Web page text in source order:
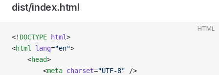
dist/index.html
HTML
<! DOCTYPE html>
<html lang="en">
    <
head>
        <
meta charset="UTF-8" />